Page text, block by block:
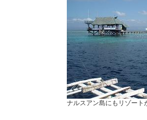
ナルスアン島にもリゾート